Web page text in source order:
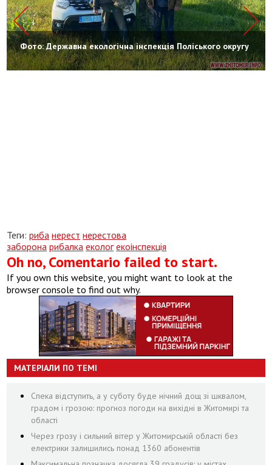
Фото: Державна екологічна інспекція Поліського округу
Теги:риба нерест нерестова
заборона рибалка еколог екоінспекція
Oh no, Comentario failed to start.
If you own this website, you might want to look at the
browser console to find out why.
МАТЕРІАЛИ ПО ТЕМІ
Спека відступить, а у суботу буде нічний дощ зі шквалом,
градом і грозою: прогноз погоди на вихідні в Житомирі та
області
Через грозу і сильний вітер у Житомирській області без
електрики залишились понад 1360 абонентів